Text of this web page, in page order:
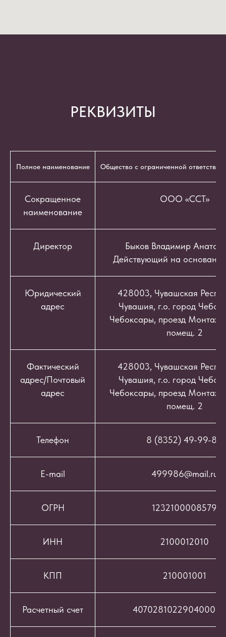
РЕКВИЗИТЫ
Полное наименование Общество с ограниченной
Сокращенное
наименование
ООО «ССТ»
Директор
Быков Владимир
Действующий на
Юридический
адрес
428003, Чувашская
Чувашия, г.о. город
Чебоксары, проезд
помещ. 2
Фактический
адрес/Почтовый
адрес
428003, Чувашская
Чувашия, г.о. город
Чебоксары, проезд
помещ. 2
Телефон 8 (8352) 49-99-86
E-mail 499986@mail.ru
ОГРН 1232100008579
ИНН 2100012010
КПП 210001001
Расчетный счет